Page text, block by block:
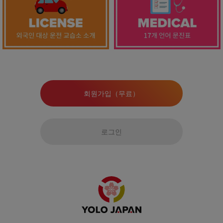
회원가입（무료）
로그인